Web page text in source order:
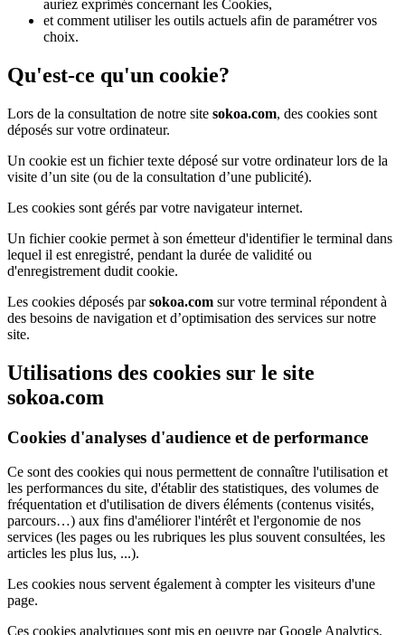
auriez exprimés concernant les Cookies,
et comment utiliser les outils actuels afin de paramétrer vos
choix.
Qu'est-ce qu'un cookie?
Lors de la consultation de notre site sokoa.com, des cookies sont
déposés sur votre ordinateur.
Un cookie est un fichier texte déposé sur votre ordinateur lors de la
visite d’un site (ou de la consultation d’une publicité).
Les cookies sont gérés par votre navigateur internet.
Un fichier cookie permet à son émetteur d'identifier le terminal dans
lequel il est enregistré, pendant la durée de validité ou
d'enregistrement dudit cookie.
Les cookies déposés parsokoa.com sur votre terminal répondent à
des besoins de navigation et d’optimisation des services sur notre
site.
Utilisations des cookies sur le site
sokoa.com
Cookies d'analyses d'audience et de performance
Ce sont des cookies qui nous permettent de connaître l'utilisation et
les performances du site, d'établir des statistiques, des volumes de
fréquentation et d'utilisation de divers éléments (contenus visités,
parcours…) aux fins d'améliorer l'intérêt et l'ergonomie de nos
services (les pages ou les rubriques les plus souvent consultées, les
articles les plus lus, ...).
Les cookies nous servent également à compter les visiteurs d'une
page.
Ces cookies analytiques sont mis en oeuvre par Google Analytics.